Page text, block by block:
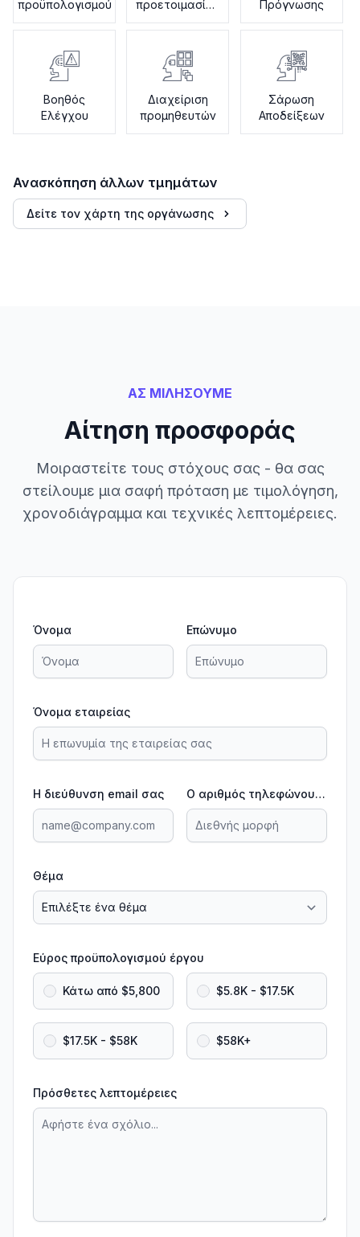
προϋπολογισμού
προετοιμασίας
φόρων
Πρόγνωσης
Βοηθός
Ελέγχου
Διαχείριση
προμηθευτών
Σάρωση
Αποδείξεων
Ανασκόπηση άλλων τμημάτων
Δείτε τον χάρτη της οργάνωσης
ΑΣ ΜΙΛΗΣΟΥΜΕ
Αίτηση προσφοράς
Μοιραστείτε τους στόχους σας - θα σας
στείλουμε μια σαφή πρόταση με τιμολόγηση,
χρονοδιάγραμμα και τεχνικές λεπτομέρειες.
Όνομα Επώνυμο
Όνομα εταιρείας
Η διεύθυνση email σας Ο αριθμός τηλεφώνου σας
Θέμα
Εύρος προϋπολογισμού έργου
Κάτω από $5,800 $5.8K - $17.5K
$17.5K - $58K $58K+
Πρόσθετες λεπτομέρειες